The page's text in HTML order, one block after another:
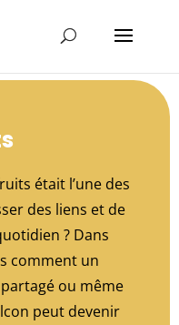
était l’une des
des liens et de
? Dans
comment un
ou même
peut devenir